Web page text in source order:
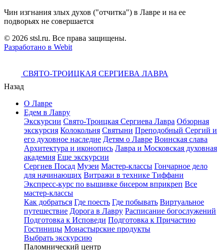
Чин изгнания злых духов ("отчитка") в Лавре и на ее
подворьях не совершается
© 2026 stsl.ru. Все права защищены.
Разработано в Webit
СВЯТО-ТРОИЦКАЯ СЕРГИЕВА ЛАВРА
Назад
О Лавре
Едем в Лавру
Экскурсии Свято-Троицкая Сергиева Лавра Обзорная
экскурсия Колокольня Святыни Преподобный Сергий и
его духовное наследие Детям о Лавре Воинская слава
Архитектура и иконопись Лавра и Московская духовная
академия Еще экскурсии
Сергиев Посад Музеи Мастер-классы Гончарное дело
для начинающих Витражи в технике Тиффани
Экспресс-курс по вышивке бисером вприкреп Все
мастер-классы
Как добраться Где поесть Где побывать Виртуальное
путешествие Дорога в Лавру Расписание богослужений
Подготовка к Исповеди Подготовка к Причастию
Гостиницы Монастырские продукты
Выбрать экскурсию
Паломнический центр